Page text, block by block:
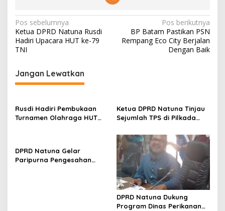
N
a
v
i
g
s
i
o
s
Pos sebelumnya
Ketua DPRD Natuna Rusdi
Hadiri Upacara HUT ke-79
TNI
Pos berikutnya
BP Batam Pastikan PSN
Rempang Eco City Berjalan
Dengan Baik
Jangan Lewatkan
Rusdi Hadiri Pembukaan
Turnamen Olahraga HUT
Ketua DPRD Natuna Tinjau
Sejumlah TPS di Pilkada
DPRD Natuna Gelar
Paripurna Pengesahan
DPRD Natuna Dukung
Program Dinas Perikanan